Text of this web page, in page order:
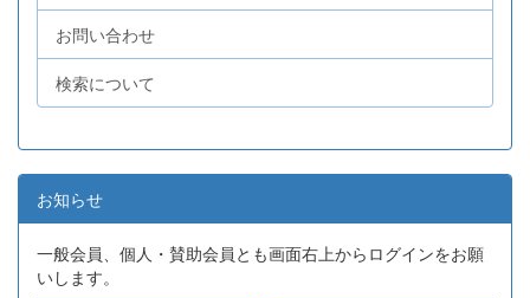
お問い合わせ
検索について
お知らせ
一般会員、個人・賛助会員とも画面右上からログインをお願
いします。